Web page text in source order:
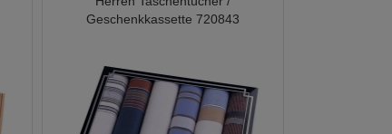
Geschenkkassette 720843